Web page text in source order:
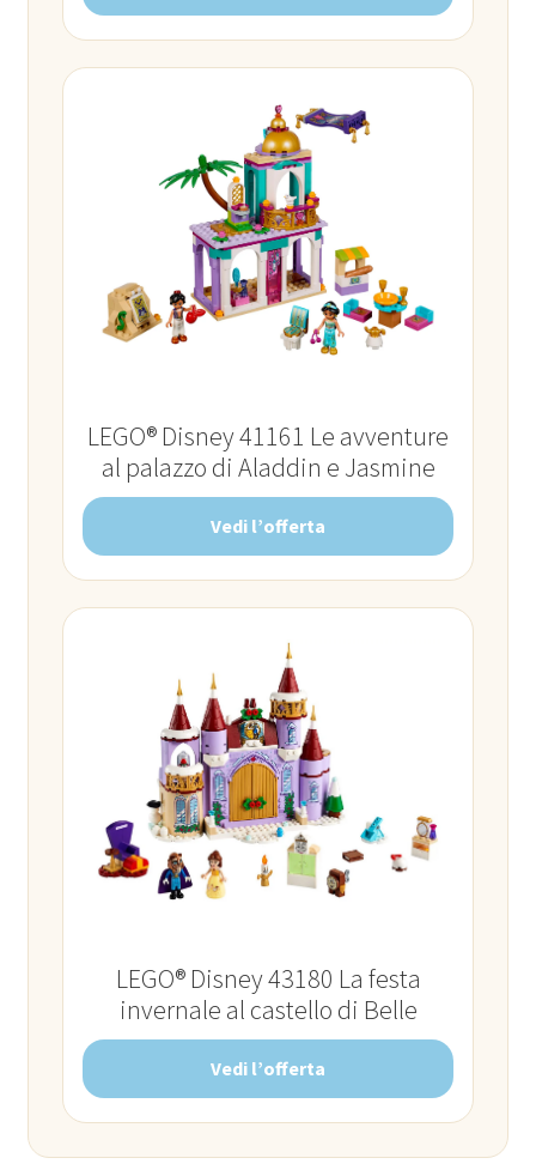
LEGO® Disney 41161 Le avventure
al palazzo di Aladdin e Jasmine
Vedi l’offerta
LEGO® Disney 43180 La festa
invernale al castello di Belle
Vedi l’offerta